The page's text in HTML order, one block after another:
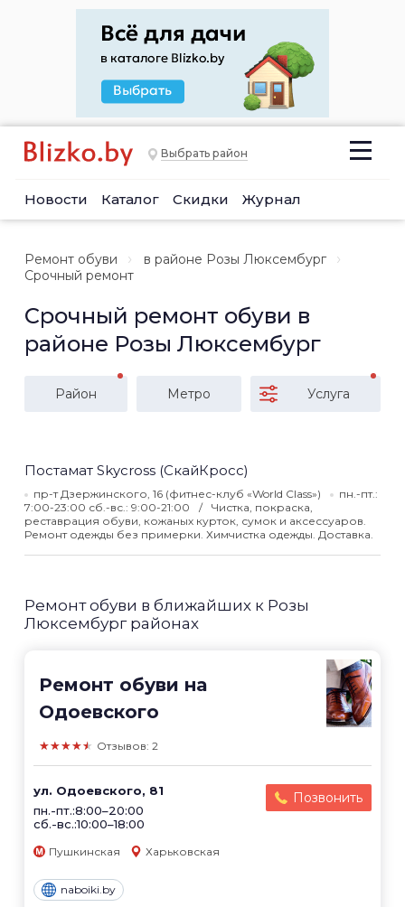
Выбрать район
Новости Каталог Скидки Журнал
Ремонт обуви
в районе Розы Люксембург
Срочный ремонт
Срочный ремонт обуви в
районе Розы Люксембург
Район Метро Услуга
Постамат Skycross (СкайКросс)
пр-т Дзержинского, 16 (фитнес-клуб «World Class»)
пн.-пт.:
7:00-23:00 сб.-вс.: 9:00-21:00
Чистка, покраска,
реставрация обуви, кожаных курток, сумок и аксессуаров.
Ремонт одежды без примерки. Химчистка одежды. Доставка.
Ремонт обуви в ближайших к Розы
Люксембург районах
Ремонт обуви на
Одоевского
★★★★★ Отзывов: 2
ул. Одоевского, 81
пн.-пт.:8:00–20:00
сб.-вс.:10:00–18:00
Позвонить
Пушкинская Харьковская
naboiki.by